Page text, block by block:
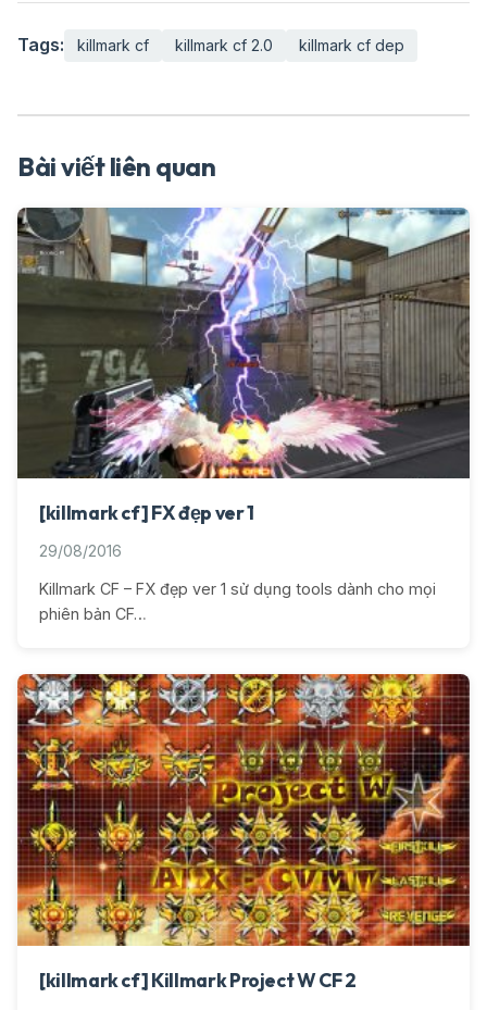
Tags: killmark cf killmark cf 2.0 killmark cf dep
Bài viết liên quan
[killmark cf] FX đẹp ver 1
29/08/2016
Killmark CF – FX đẹp ver 1 sử dụng tools dành cho mọi
phiên bản CF…
[killmark cf] Killmark Project W CF 2